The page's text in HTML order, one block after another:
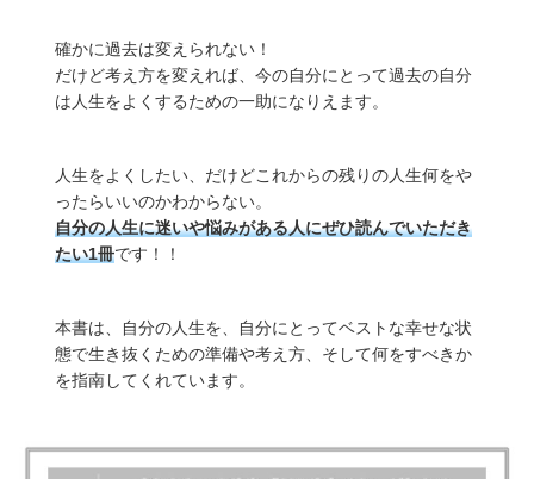
確かに過去は変えられない！
だけど考え方を変えれば、今の自分にとって過去の自分
は人生をよくするための一助になりえます。
人生をよくしたい、だけどこれからの残りの人生何をや
ったらいいのかわからない。
自分の人生に迷いや悩みがある人にぜひ読んでいただき
たい1冊です！！
本書は、自分の人生を、自分にとってベストな幸せな状
態で生き抜くための準備や考え方、そして何をすべきか
を指南してくれています。